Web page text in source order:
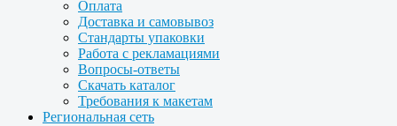
Оплата
Доставка и самовывоз
Стандарты упаковки
Работа с рекламациями
Вопросы-ответы
Скачать каталог
Требования к макетам
Региональная сеть